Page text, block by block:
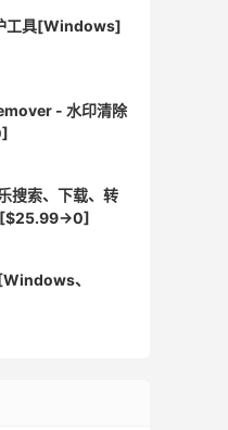
工具[Windows]
- 水印清除
搜索、下载、转
、